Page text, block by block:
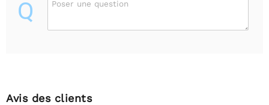
Q Poser une question
Avis des clients